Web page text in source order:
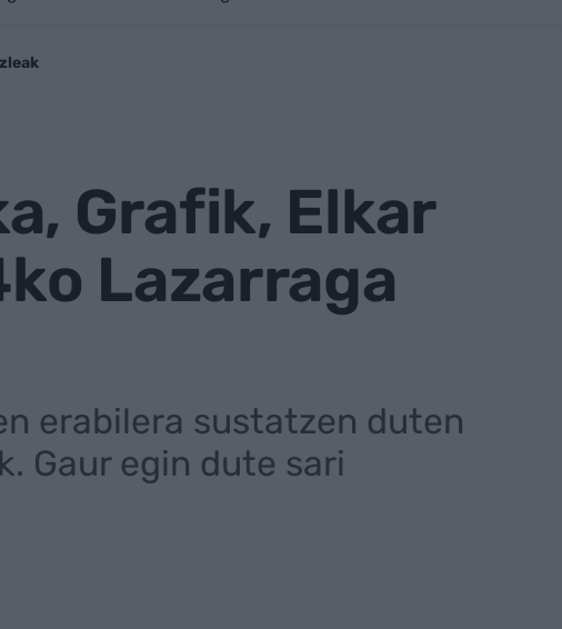
Grafik, Elkar
Lazarraga
erabilera sustatzen duten
Gaur egin dute sari